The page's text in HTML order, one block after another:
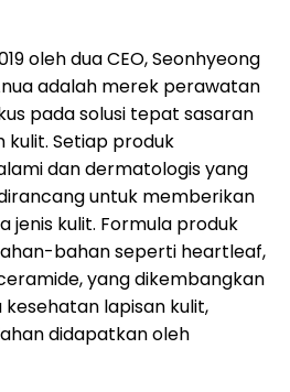
oleh dua CEO, Seonhyeong
adalah merek perawatan
pada solusi tepat sasaran
kulit. Setiap produk
dan dermatologis yang
untuk memberikan
jenis kulit. Formula produk
bahan seperti heartleaf,
yang dikembangkan
lapisan kulit,
didapatkan oleh